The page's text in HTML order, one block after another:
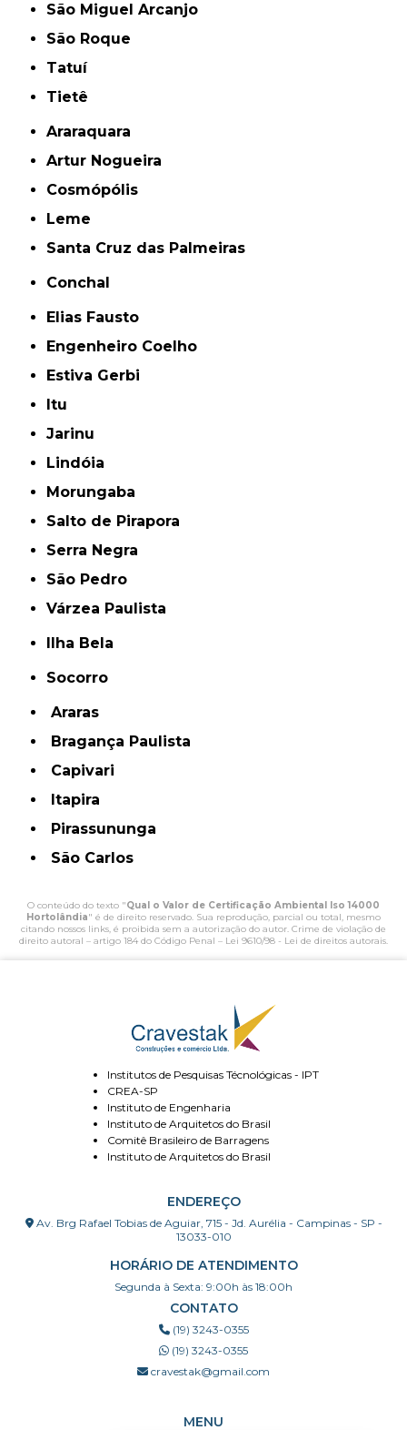
São Miguel Arcanjo
São Roque
Tatuí
Tietê
Araraquara
Artur Nogueira
Cosmópólis
Leme
Santa Cruz das Palmeiras
Conchal
Elias Fausto
Engenheiro Coelho
Estiva Gerbi
Itu
Jarinu
Lindóia
Morungaba
Salto de Pirapora
Serra Negra
São Pedro
Várzea Paulista
Ilha Bela
Socorro
Araras
Bragança Paulista
Capivari
Itapira
Pirassununga
São Carlos
O conteúdo do texto "Qual o Valor de Certificação Ambiental Iso 14000
Hortolândia" é de direito reservado. Sua reprodução, parcial ou total, mesmo
citando nossos links, é proibida sem a autorização do autor. Crime de violação de
direito autoral – artigo 184 do Código Penal – Lei 9610/98 - Lei de direitos autorais.
Institutos de Pesquisas Técnológicas - IPT
CREA-SP
Instituto de Engenharia
Instituto de Arquitetos do Brasil
Comitê Brasileiro de Barragens
Instituto de Arquitetos do Brasil
ENDEREÇO
Av. Brg Rafael Tobias de Aguiar, 715 - Jd. Aurélia - Campinas - SP -
13033-010
HORÁRIO DE ATENDIMENTO
Segunda à Sexta: 9:00h às 18:00h
CONTATO
(19) 3243-0355
(19) 3243-0355
cravestak@gmail.com
MENU